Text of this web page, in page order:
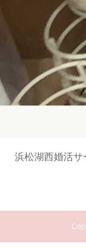
浜松湖西婚活